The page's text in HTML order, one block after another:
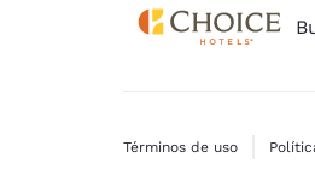
Términos de uso